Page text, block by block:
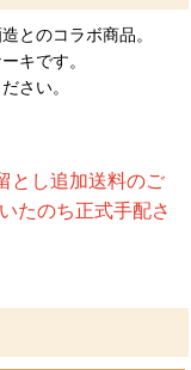
とのコラボ商品。
キです。
さい。
とし追加送料のご
たのち正式手配さ